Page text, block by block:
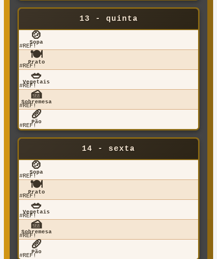
13 - quinta
🍲
Sopa
#REF!
🍽️
Prato
#REF!
🥗
Vegetais
#REF!
🍰
Sobremesa
#REF!
🥖
Pão
#REF!
14 - sexta
🍲
Sopa
#REF!
🍽️
Prato
#REF!
🥗
Vegetais
#REF!
🍰
Sobremesa
#REF!
🥖
Pão
#REF!